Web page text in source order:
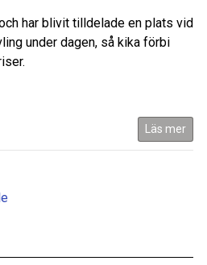
har blivit tilldelade en plats vid
under dagen, så kika förbi
Läs mer